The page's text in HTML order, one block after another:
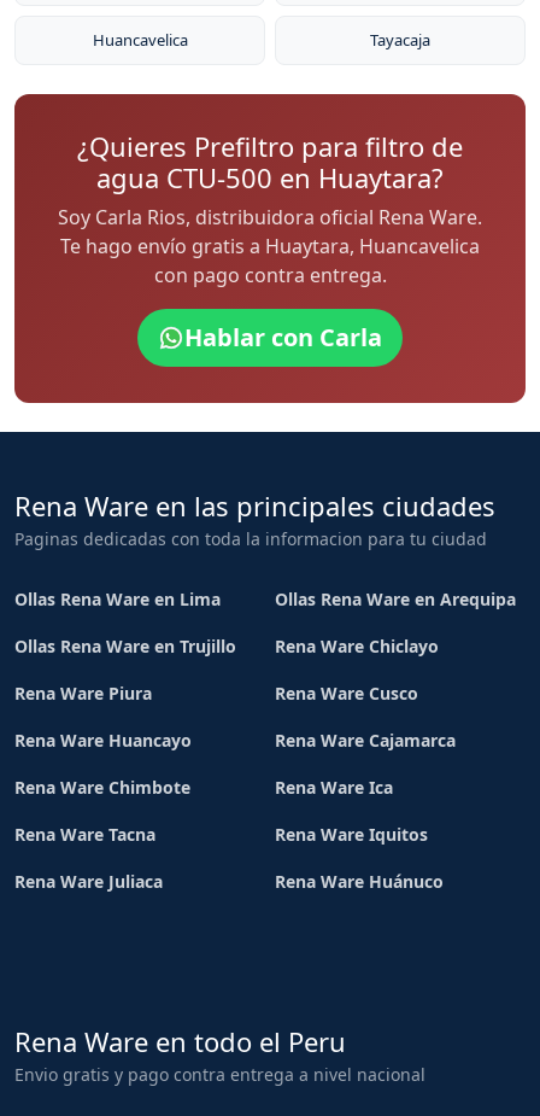
Huancavelica Tayacaja
¿Quieres Prefiltro para filtro de
agua CTU-500 en Huaytara?
Soy Carla Rios, distribuidora oficial Rena Ware.
Te hago envío gratis a Huaytara, Huancavelica
con pago contra entrega.
Hablar con Carla
Rena Ware en las principales ciudades
Paginas dedicadas con toda la informacion para tu ciudad
Ollas Rena Ware en Lima Ollas Rena Ware en Arequipa
Ollas Rena Ware en Trujillo Rena Ware Chiclayo
Rena Ware Piura Rena Ware Cusco
Rena Ware Huancayo Rena Ware Cajamarca
Rena Ware Chimbote Rena Ware Ica
Rena Ware Tacna Rena Ware Iquitos
Rena Ware Juliaca Rena Ware Huánuco
Rena Ware en todo el Peru
Envio gratis y pago contra entrega a nivel nacional